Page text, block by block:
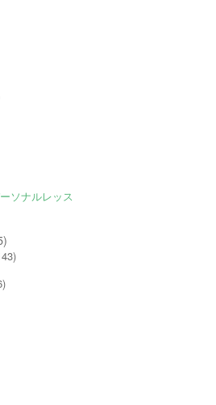
ソナルレッス